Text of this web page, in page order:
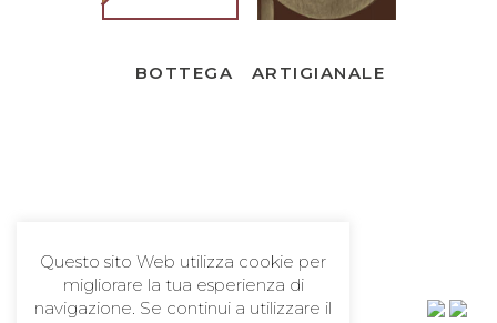
BOTTEGA ARTIGIANALE
Questo sito Web utilizza cookie per
migliorare la tua esperienza di
navigazione. Se continui a utilizzare il